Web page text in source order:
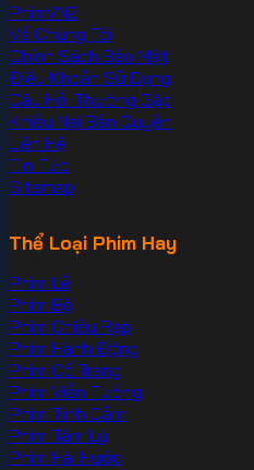
PhimVN2
Về Chúng Tôi
Chính Sách Bảo Mật
Điều Khoản Sử Dụng
Câu Hỏi Thường Gặp
Khiếu Nại Bản Quyền
Liên Hệ
Tin Tức
Sitemap
Thể Loại Phim Hay
Phim Lẻ
Phim Bộ
Phim Chiếu Rạp
Phim Hành Động
Phim Cổ Trang
Phim Viễn Tưởng
Phim Tình Cảm
Phim Tâm Lý
Phim Hài Hước